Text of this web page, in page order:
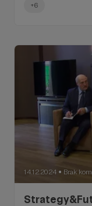
+6
14.12.2024 ● Brak